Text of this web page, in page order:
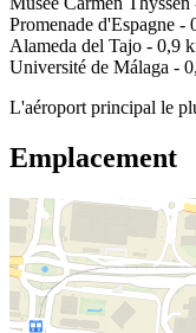
Promenade d'Espagne -
Alameda del Tajo - 0,9
Université de Málaga -
L'aéroport principal le
Emplacement